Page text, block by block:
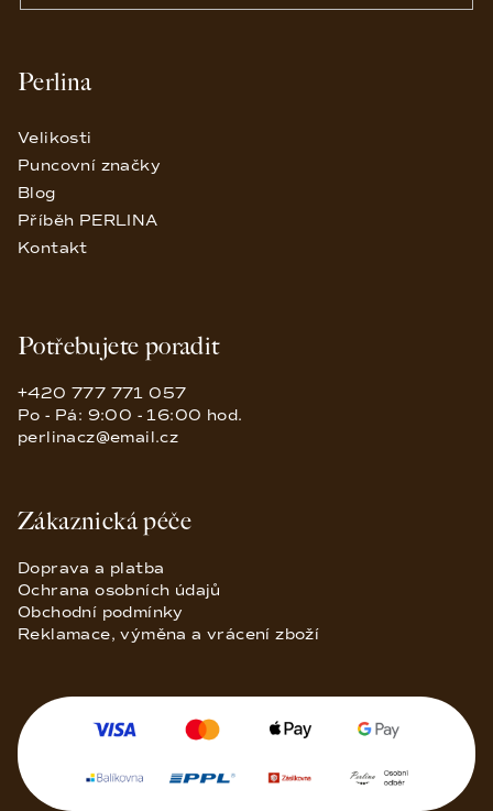
Perlina
Velikosti
Puncovní značky
Blog
Příběh PERLINA
Kontakt
Potřebujete poradit
+420 777 771 057
Po - Pá: 9:00 - 16:00 hod.
perlinacz@email.cz
Zákaznická péče
Doprava a platba
Ochrana osobních údajů
Obchodní podmínky
Reklamace, výměna a vrácení zboží